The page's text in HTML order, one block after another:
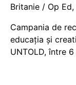
Britanie / Op
Campania de
educația și
UNTOLD, între